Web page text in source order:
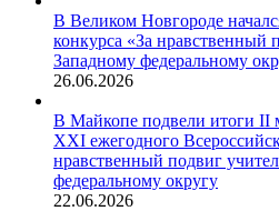
В Великом Новгороде
конкурса «За нравственный
Западному федеральному
26.06.2026
В Майкопе подвели итоги II
XXI ежегодного
нравственный подвиг
федеральному округу
22.06.2026